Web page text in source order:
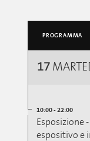
PROGRAMMA
17
10:00 - 22:00
Esposizione
espositivo e